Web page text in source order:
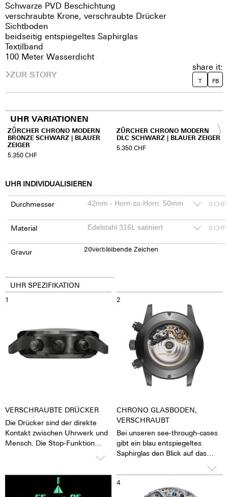
Schwarze PVD Beschichtung
verschraubte Krone, verschraubte Drücker
Sichtboden
beidseitig entspiegeltes Saphirglas
Textilband
100 Meter Wasserdicht
ZUR STORY
share it:
T FB
UHR VARIATIONEN
ZÜRCHER CHRONO MODERN
BRONZE SCHWARZ | BLAUER
ZEIGER
5.350CHF
ZÜRCHER CHRONO MODERN
DLC SCHWARZ | BLAUER ZEIGER
5.350CHF
UHR INDIVIDUALISIEREN
Durchmesser 0 CHF
Material 0 CHF
Gravur 150CHF
20verbleibende Zeichen
UHR SPEZIFIKATION
1
VERSCHRAUBTE DRÜCKER
Die Drücker sind der direkte
Kontakt zwischen Uhrwerk und
Mensch. Die Stop-Funktion
diese Funktionen nicht
versehentlich auslösen zu
können, bieten wir verschraubte
2
CHRONO GLASBODEN,
VERSCHRAUBT
Bei unseren see-through-cases
gibt ein blau entspiegeltes
Saphirglas den Blick auf das
das Gefühl, die Seele des
mechanischen
Automatikwerkes sehen und
4